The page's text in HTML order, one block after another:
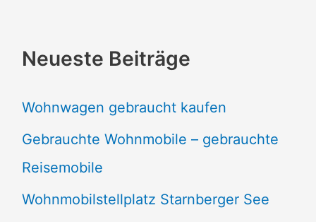
Neueste Beiträge
Wohnwagen gebraucht kaufen
Gebrauchte Wohnmobile – gebrauchte
Reisemobile
Wohnmobilstellplatz Starnberger See